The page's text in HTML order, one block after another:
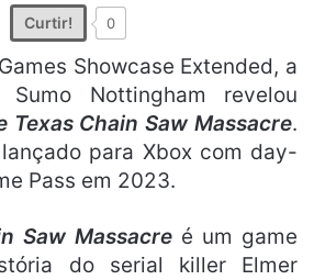
Curtir! 0
Showcase Extended, a
Sumo Nottingham revelou
Texas Chain Saw Massacre.
para Xbox com day-
Pass em 2023.
Saw Massacre é um game
do serial killer Elmer